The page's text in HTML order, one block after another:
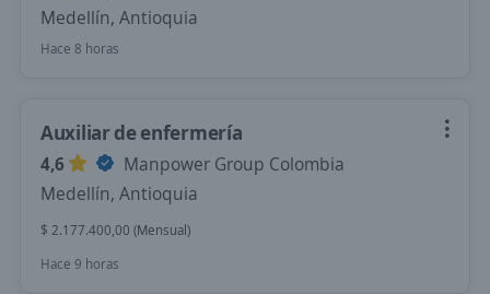
Medellín, Antioquia
Hace 8 horas
Auxiliar de enfermería
4,6
Manpower Group Colombia
Medellín, Antioquia
$ 2.177.400,00 (Mensual)
Hace 9 horas